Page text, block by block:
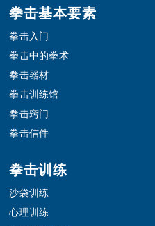
Footer
拳击基本要素
拳击入门
拳击中的拳术
拳击器材
拳击训练馆
拳击窍门
拳击信件
拳击训练
沙袋训练
心理训练